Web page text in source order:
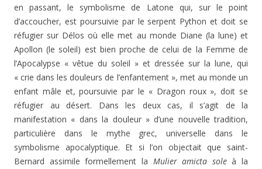
en passant, le symbolisme de Latone qui, sur le point
d’accoucher, est poursuivie par le serpent Python et doit se
réfugier sur Délos où elle met au monde Diane (la lune) et
Apollon (le soleil) est bien proche de celui de la Femme de
l’Apocalypse « vêtue du soleil » et dressée sur la lune, qui
« crie dans les douleurs de l’enfantement », met au monde un
enfant mâle et, poursuivie par le « Dragon roux », doit se
réfugier au désert. Dans les deux cas, il s’agit de la
manifestation « dans la douleur » d’une nouvelle tradition,
particulière dans le mythe grec, universelle dans le
symbolisme apocalyptique. Et si l’on objectait que saint-
Bernard assimile formellement la Mulier amicta soleà la